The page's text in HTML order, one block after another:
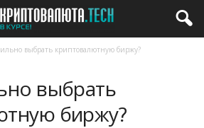
выбрать криптовалютную биржу?
выбрать
биржу?